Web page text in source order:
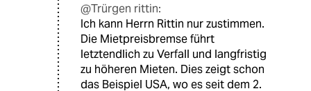
@Trürgen rittin:
Ich kann Herrn Rittin nur zustimmen.
Die Mietpreisbremse führt
letztendlich zu Verfall und langfristig
zu höheren Mieten. Dies zeigt schon
das Beispiel USA, wo es seit dem 2.